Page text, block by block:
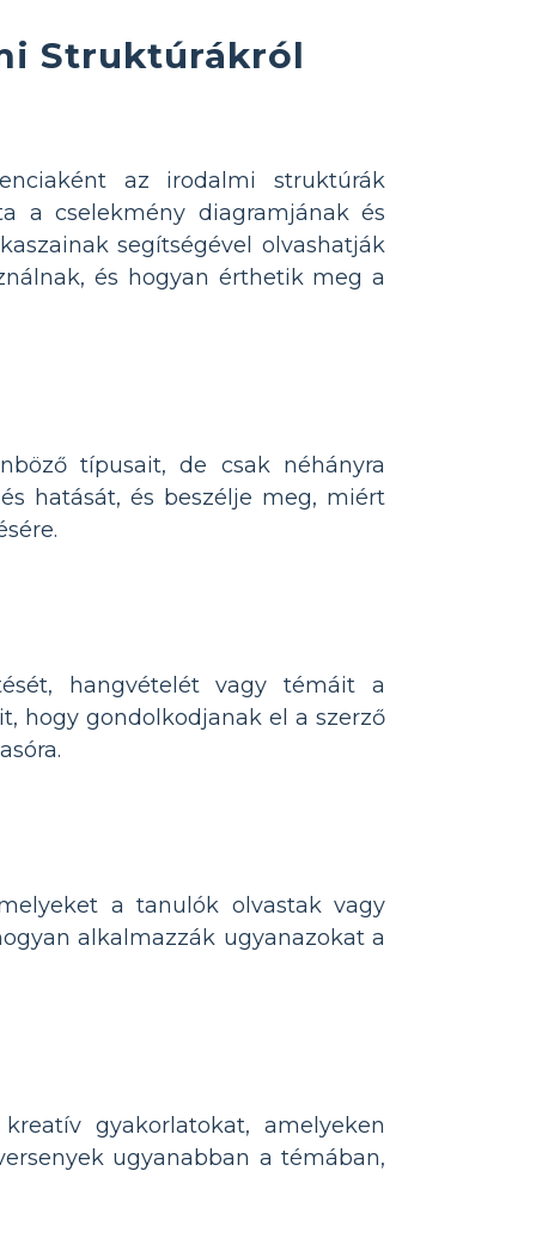
Struktúrákról
az irodalmi struktúrák
a cselekmény diagramjának és
segítségével olvashatják
és hogyan érthetik meg a
típusait, de csak néhányra
hatását, és beszélje meg, miért
hangvételét vagy témáit a
hogy gondolkodjanak el a szerző
a tanulók olvastak vagy
alkalmazzák ugyanazokat a
gyakorlatokat, amelyeken
ugyanabban a témában,